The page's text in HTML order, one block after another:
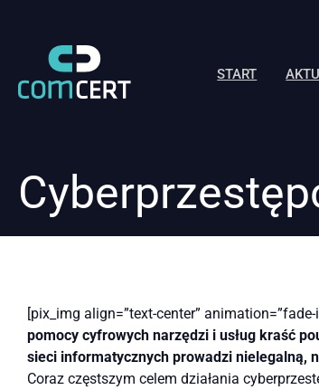
START
[pix_img align=”text-center” animation=”fade-
pomocy cyfrowych narzędzi i usług kraść
sieci informatycznych prowadzi nielegalną,
Coraz częstszym celem działania